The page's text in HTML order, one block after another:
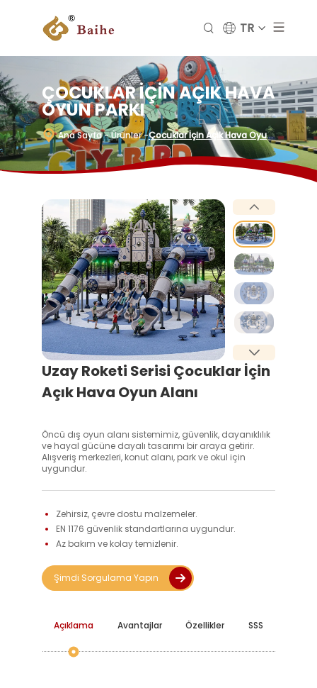
TR
ÇOCUKLAR İÇIN AÇIK HAVA
OYUN PARKI
Ana Sayfa- Ürünler-Çocuklar İçin Açık Hava Oyun
Parkı
Uzay Roketi Serisi Çocuklar İçin
Açık Hava Oyun Alanı
Öncü dış oyun alanı sistemimiz, güvenlik, dayanıklılık
ve hayal gücüne dayalı tasarımı bir araya getirir.
Alışveriş merkezleri, konut alanı, park ve okul için
uygundur.
Zehirsiz, çevre dostu malzemeler.
EN 1176 güvenlik standartlarına uygundur.
Az bakım ve kolay temizlenir.
Şimdi Sorgulama Yapın
Açıklama Avantajlar Özellikler SSS